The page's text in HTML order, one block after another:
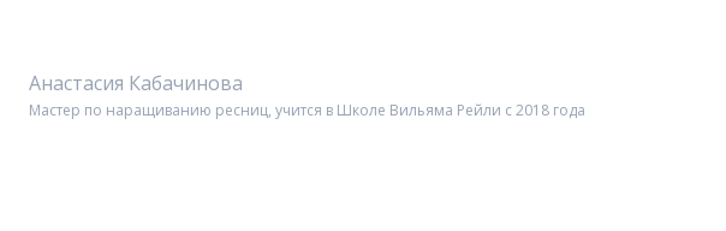
Анастасия Кабачинова
Мастер по наращиванию ресниц, учится в Школе Вильяма Рейли c 2018 года